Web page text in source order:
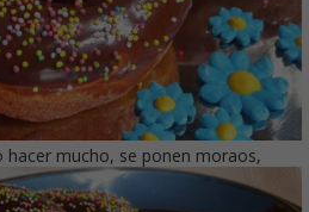
hacer mucho, se ponen moraos,